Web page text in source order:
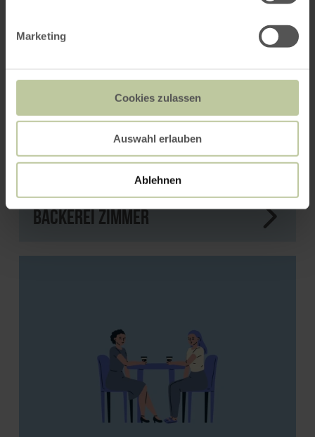
Marketing
Cookies zulassen
Auswahl erlauben
Ablehnen
Bäckerei Zimmer